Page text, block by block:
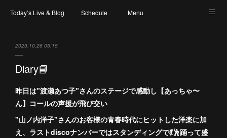
Today’s Live & Blog Schedule Menu
2023.10.26 05:15
Diary📘
昨日は"渡瀬あつ子"さんのステージで感動し【あっちゃ〜
ん】コールの声援が飛び交い
"山ノ内洋子"さんのお客様の青春時代にヒットした洋楽に加
え、ラストdiscoナンバーではスタンディングで💃🕺踊って盛